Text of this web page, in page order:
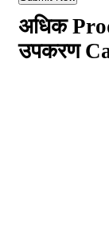
अधिक
उपकरण